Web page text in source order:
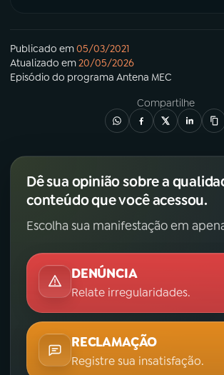
Publicado em05/03/2021
Atualizado em20/05/2026
Episódio do programa Antena MEC
Compartilhe
Dê sua opinião sobre a
conteúdo que você acessou.
Escolha sua manifestação em
DENÚNCIA
Relate irregularidades.
RECLAMAÇÃO
Registre sua insatisfação.